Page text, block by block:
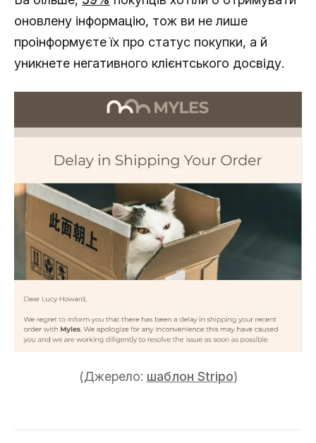
оновлену інформацію, тож ви не лише
проінформуєте їх про статус покупки, а й
уникнете негативного клієнтського досвіду.
(Джерело: шаблон Stripo)